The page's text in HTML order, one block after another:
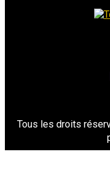
Tous les droits